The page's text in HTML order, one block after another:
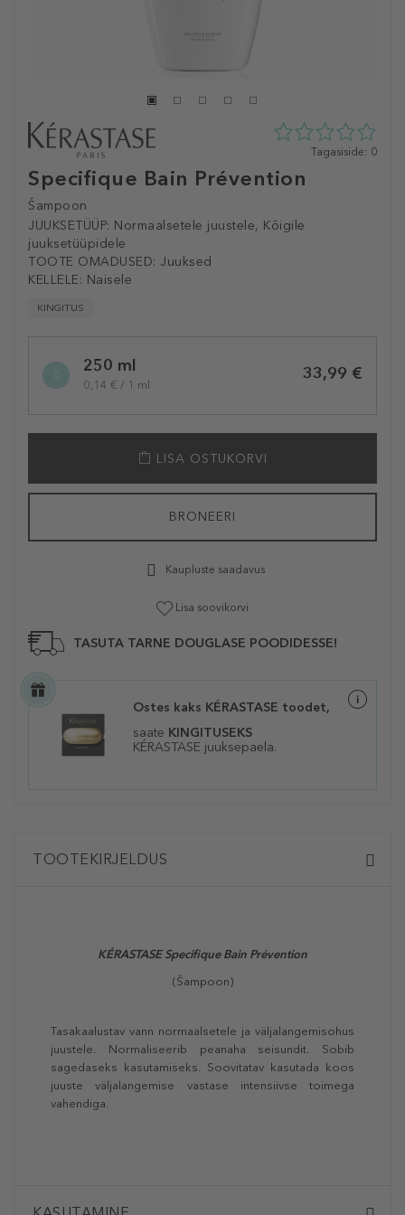
Specifique Bain Prévention
Šampoon
JUUKSETÜÜP: Normaalsetele juustele, Kõigile
juuksetüüpidele
TOOTE OMADUSED: Juuksed
KELLELE: Naisele
KINGITUS
0
Tagasiside: 0
variation250 ml
0,14 € / 1 ml
33,99 €
LISA OSTUKORVI
BRONEERI
Kaupluste saadavus
Lisa soovikorvi
TASUTA TARNE DOUGLASE POODIDESSE!
Ostes kaks KÉRASTASE toodet,
saate KINGITUSEKS
KÉRASTASE juuksepaela.
TOOTEKIRJELDUS
KÉRASTASE Specifique Bain Prévention
(Šampoon)
Tasakaalustav vann normaalsetele ja väljalangemisohus
juustele. Normaliseerib peanaha seisundit. Sobib
sagedaseks kasutamiseks. Soovitatav kasutada koos
juuste väljalangemise vastase intensiivse toimega
vahendiga.